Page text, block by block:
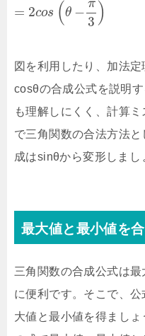
= 2cos (θ −
π
3 )
図を利用したり、加法定
cosθの合成公式を説明
も理解しにくく、計算
で三角関数の合法方法
成はsinθから変形しまし
最大値と最小値を
三角関数の合成公式は
に便利です。そこで、
大値と最小値を得ましょ